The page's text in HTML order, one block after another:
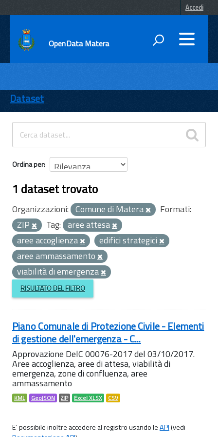
Accedi
OpenData Matera
ENTI
TEMI
INFORMAZIONI
Dataset
Ordina per
1 dataset trovato
Organizzazioni: Comune di Matera
Formati:
ZIP
Tag: aree attesa
aree accoglienza
edifici strategici
aree ammassamento
viabilità di emergenza
RISULTATO DEL FILTRO
Piano Comunale di Protezione Civile - Elementi
di gestione dell'emergenza - C...
Approvazione DelC 00076-2017 del 03/10/2017.
Aree accoglienza, aree di attesa, viabilità di
emergenza, zone di confluenza, aree
ammassamento
KML GeoJSON ZIP Excel XLSX CSV
E' possibile inoltre accedere al registro usando leAPI(vedi